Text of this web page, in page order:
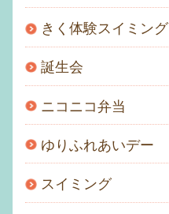
きく体験スイミング
誕生会
ニコニコ弁当
ゆりふれあいデー
スイミング